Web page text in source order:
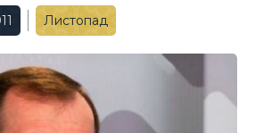
Листопад